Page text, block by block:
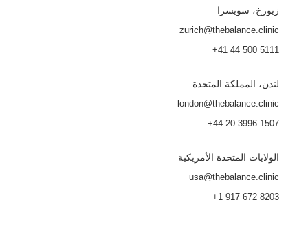
زيورخ، سويسرا
zurich@thebalance.clinic
+41 44 500 5111
لندن، المملكة المتحدة
london@thebalance.clinic
+44 20 3996 1507
الولايات المتحدة الأمريكية
usa@thebalance.clinic
+1 917 672 8203